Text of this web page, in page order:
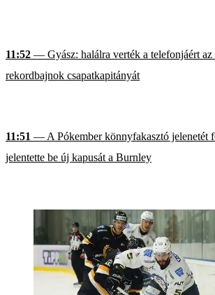
11:52 — Gyász: halálra verték a telefonjáért az
rekordbajnok csapatkapitányát
11:51 — A Pókember könnyfakasztó jelenetét
jelentette be új kapusát a Burnley